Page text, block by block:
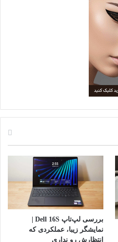
نمایشگر زیبا، عملکردی که
انتظارش رو نداری